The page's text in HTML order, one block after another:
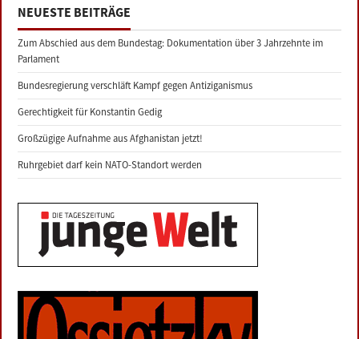
NEUESTE BEITRÄGE
Zum Abschied aus dem Bundestag: Dokumentation über 3 Jahrzehnte im
Parlament
Bundesregierung verschläft Kampf gegen Antiziganismus
Gerechtigkeit für Konstantin Gedig
Großzügige Aufnahme aus Afghanistan jetzt!
Ruhrgebiet darf kein NATO-Standort werden